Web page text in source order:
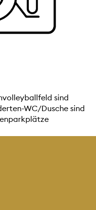
sind
WC/Dusche sind